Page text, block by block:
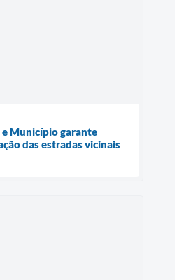
Município garante
das estradas vicinais